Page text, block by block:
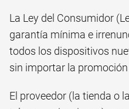
La Ley del Consumidor
garantía mínima e
todos los dispositivos
sin importar la promoción
El proveedor (la tienda o